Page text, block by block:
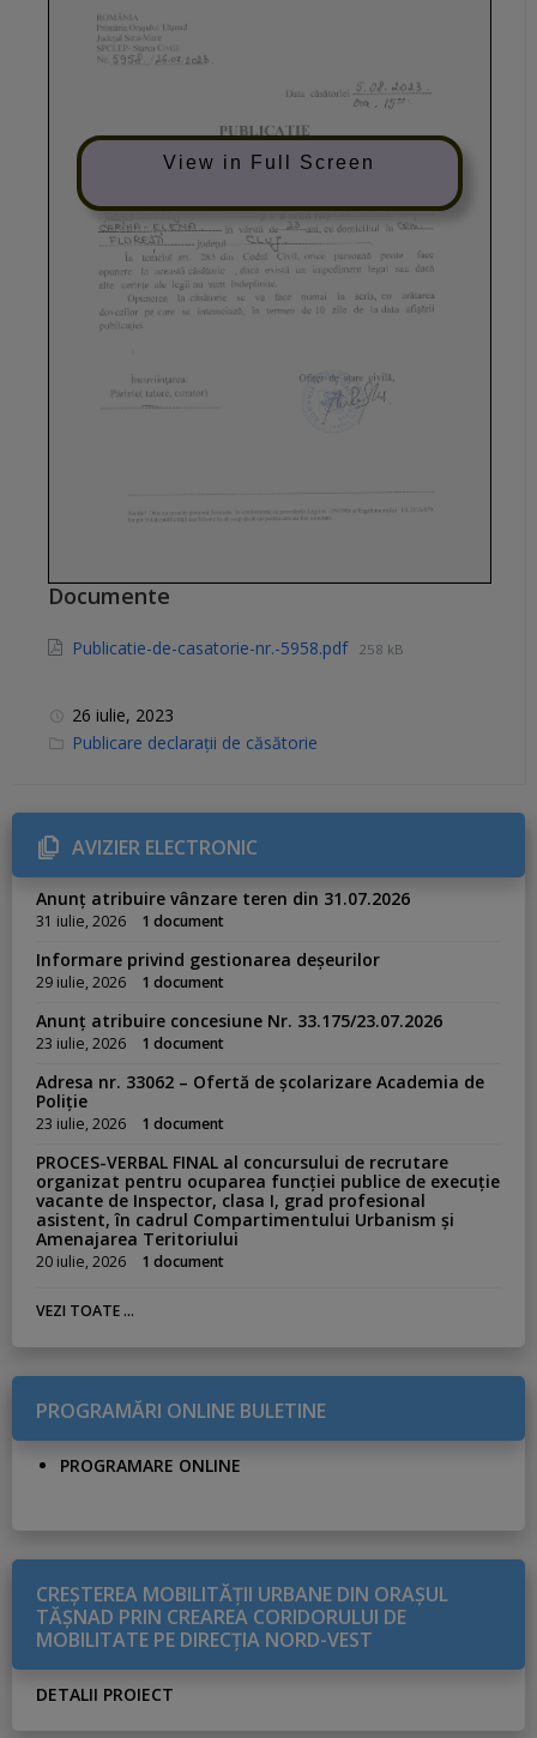
View in Full Screen
Documente
Publicatie-de-casatorie-nr.-5958.pdf 258 kB
26 iulie, 2023
C
r
i
e
s
Publicare declarații de căsătorie
AVIZIER ELECTRONIC
Anunț atribuire vânzare teren din 31.07.2026
31 iulie, 2026 1 document
Informare privind gestionarea deșeurilor
29 iulie, 2026 1 document
Anunț atribuire concesiune Nr. 33.175/23.07.2026
23 iulie, 2026 1 document
Adresa nr. 33062 – Ofertă de școlarizare Academia de
Poliție
23 iulie, 2026 1 document
PROCES-VERBAL FINAL al concursului de recrutare
organizat pentru ocuparea funcției publice de execuție
vacante de Inspector, clasa I, grad profesional
asistent, în cadrul Compartimentului Urbanism și
Amenajarea Teritoriului
20 iulie, 2026 1 document
VEZI TOATE ...
PROGRAMĂRI ONLINE BULETINE
PROGRAMARE ONLINE
CREŞTEREA MOBILITĂŢII URBANE DIN ORAŞUL
TĂŞNAD PRIN CREAREA CORIDORULUI DE
MOBILITATE PE DIRECŢIA NORD-VEST
DETALII PROIECT